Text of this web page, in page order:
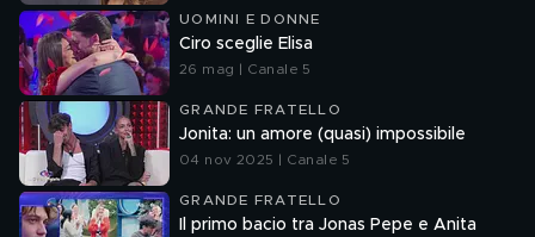
UOMINI E DONNE
Ciro sceglie Elisa
26 mag | Canale 5
GRANDE FRATELLO
Jonita: un amore (quasi) impossibile
04 nov 2025 | Canale 5
GRANDE FRATELLO
Il primo bacio tra Jonas Pepe e Anita